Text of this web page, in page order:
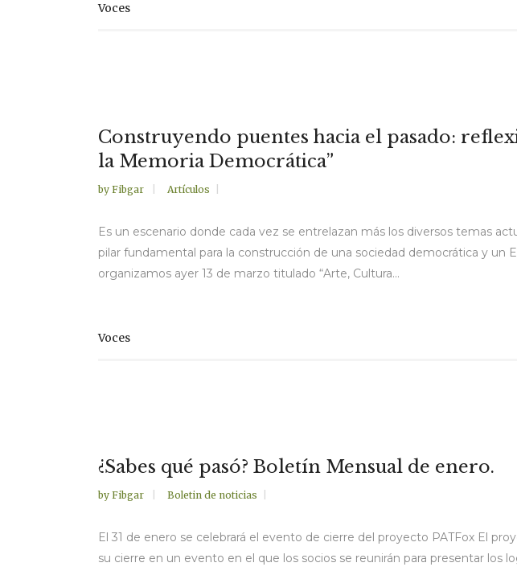
Voces
Construyendo puentes hacia el pasado:
la Memoria Democrática”
by Fibgar Artículos
Es un escenario donde cada vez se entrelazan más los diversos temas
pilar fundamental para la construcción de una sociedad democrática y
organizamos ayer 13 de marzo titulado “Arte, Cultura...
Voces
¿Sabes qué pasó? Boletín Mensual de enero.
by Fibgar Boletin de noticias
El 31 de enero se celebrará el evento de cierre del proyecto PATFox El
su cierre en un evento en el que los socios se reunirán para presentar los